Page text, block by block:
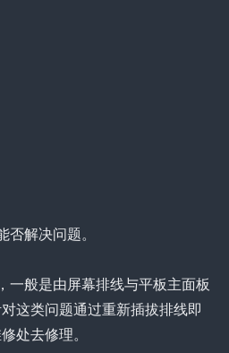
解决问题。
一般是由屏幕排线与平板主面板
这类问题通过重新插拔排线即
处去修理。